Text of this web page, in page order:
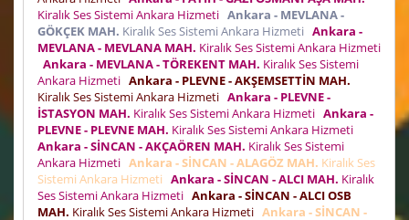
Kiralık Ses Sistemi Ankara Hizmeti Ankara - MEVLANA -
GÖKÇEK MAH. Kiralık Ses Sistemi Ankara Hizmeti Ankara -
MEVLANA - MEVLANA MAH. Kiralık Ses Sistemi Ankara Hizmeti
Ankara - MEVLANA - TÖREKENT MAH. Kiralık Ses Sistemi
Ankara Hizmeti Ankara - PLEVNE - AKŞEMSETTİN MAH.
Kiralık Ses Sistemi Ankara Hizmeti Ankara - PLEVNE -
İSTASYON MAH. Kiralık Ses Sistemi Ankara Hizmeti Ankara -
PLEVNE - PLEVNE MAH. Kiralık Ses Sistemi Ankara Hizmeti
Ankara - SİNCAN - AKÇAÖREN MAH. Kiralık Ses Sistemi
Ankara Hizmeti Ankara - SİNCAN - ALAGÖZ MAH. Kiralık Ses
Sistemi Ankara Hizmeti Ankara - SİNCAN - ALCI MAH. Kiralık
Ses Sistemi Ankara Hizmeti Ankara - SİNCAN - ALCI OSB
MAH. Kiralık Ses Sistemi Ankara Hizmeti Ankara - SİNCAN -